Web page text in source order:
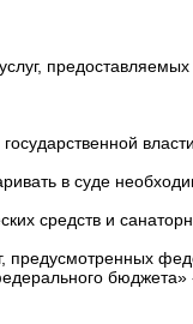
в суде
средств и
предусмотренных